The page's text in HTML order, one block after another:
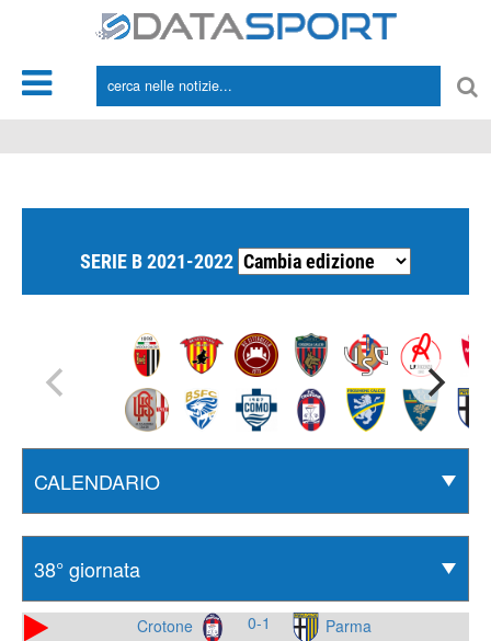
SERIE B 2021-2022
Crotone 0-1
Parma